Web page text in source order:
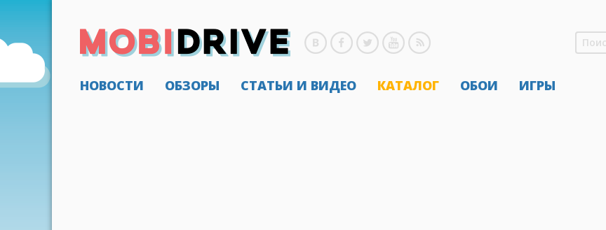
НОВОСТИ ОБЗОРЫ СТАТЬИ И ВИДЕО КАТАЛОГ ОБОИ ИГРЫ